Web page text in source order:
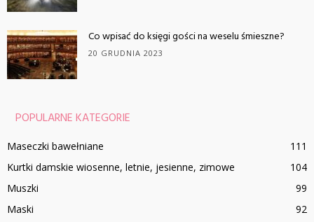
Co wpisać do księgi gości na weselu śmieszne?
20 GRUDNIA 2023
POPULARNE KATEGORIE
Maseczki bawełniane
111
Kurtki damskie wiosenne, letnie, jesienne, zimowe
104
Muszki
99
Maski
92